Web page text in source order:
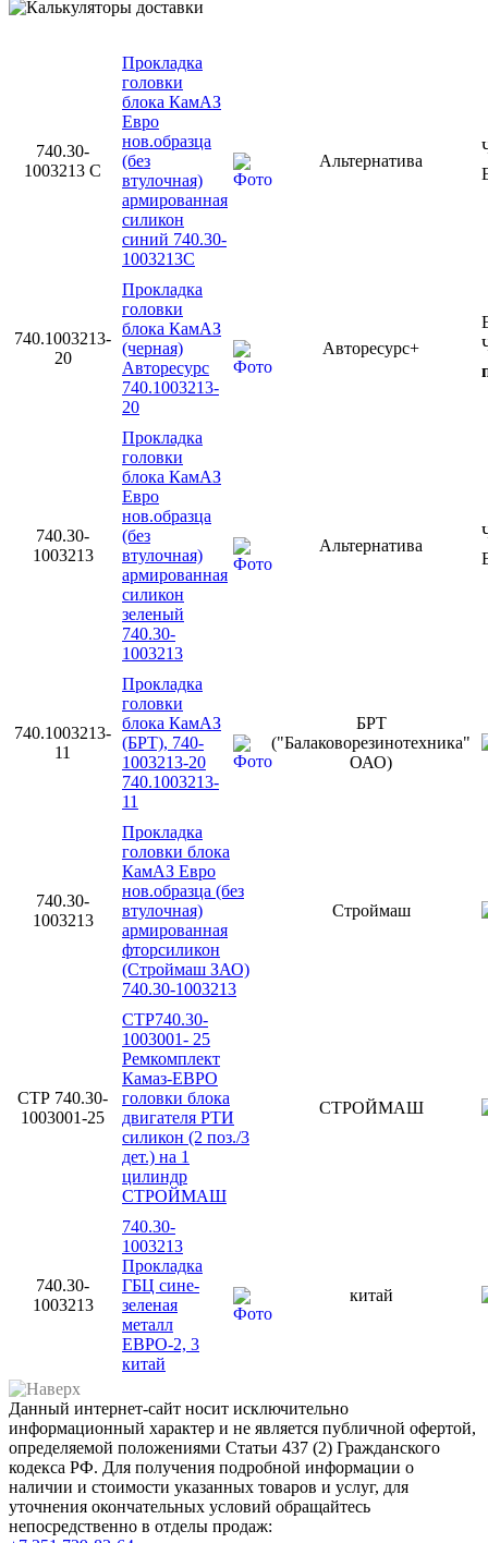
740.30-
1003213 С
Прокладка
головки
блока КамАЗ
Евро
нов.образца
(без
втулочная)
армированная
силикон
синий 740.30-
1003213С
Альтернатива
740.1003213-
20
Прокладка
головки
блока КамАЗ
(черная)
Авторесурс
740.1003213-
20
Авторесурс+
740.30-
1003213
Прокладка
головки
блока КамАЗ
Евро
нов.образца
(без
втулочная)
армированная
силикон
зеленый
740.30-
1003213
Альтернатива
740.1003213-
11
Прокладка
головки
блока КамАЗ
(БРТ), 740-
1003213-20
740.1003213-
11
БРТ
("Балаковорезинотехника"
ОАО)
740.30-
1003213
Прокладка
головки блока
КамАЗ Евро
нов.образца (без
втулочная)
армированная
фторсиликон
(Строймаш ЗАО)
740.30-1003213
Строймаш
СТР 740.30-
1003001-25
СТР740.30-
1003001- 25
Ремкомплект
Камаз-ЕВРО
головки блока
двигателя РТИ
силикон (2 поз./3
дет.) на 1
цилиндр
СТРОЙМАШ
СТРОЙМАШ
740.30-
1003213
740.30-
1003213
Прокладка
ГБЦ сине-
зеленая
металл
ЕВРО-2, 3
китай
китай
Данный интернет-сайт носит исключительно
информационный характер и не является публичной офертой,
определяемой положениями Статьи 437 (2) Гражданского
кодекса РФ. Для получения подробной информации о
наличии и стоимости указанных товаров и услуг, для
уточнения окончательных условий обращайтесь
непосредственно в отделы продаж: